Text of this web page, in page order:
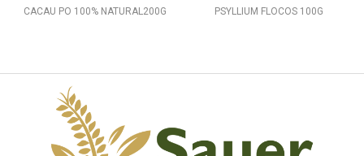
CACAU PO 100% NATURAL200G PSYLLIUM FLOCOS 100G